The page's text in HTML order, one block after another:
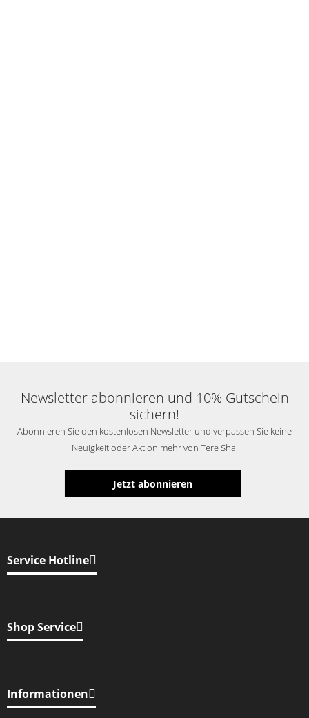
Newsletter abonnieren und 10% Gutschein
sichern!
Abonnieren Sie den kostenlosen Newsletter und verpassen Sie keine
Neuigkeit oder Aktion mehr von Tere Sha.
Jetzt abonnieren
Service Hotline
Shop Service
Informationen